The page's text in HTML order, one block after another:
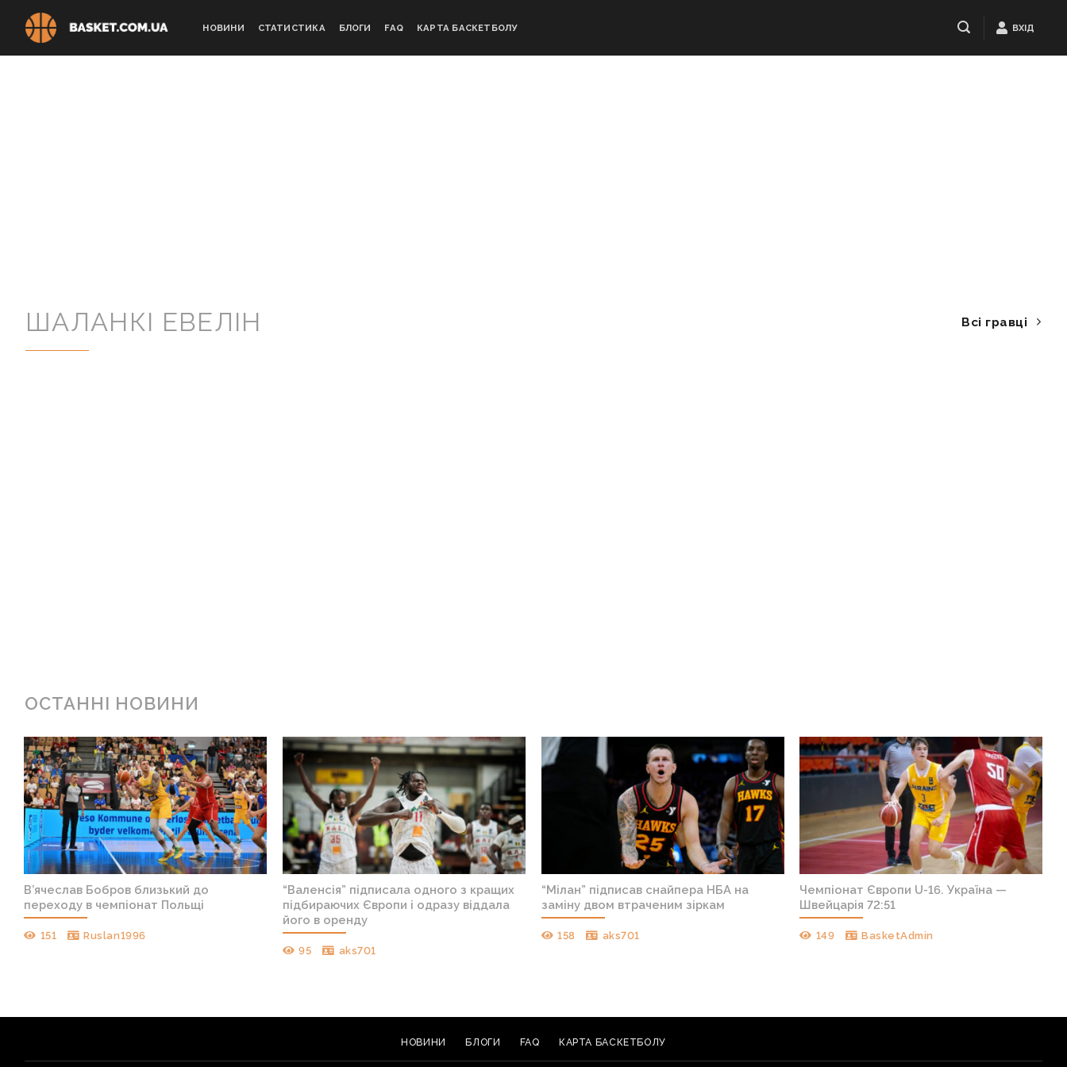
НОВИНИ СТАТИСТИКА БЛОГИ FAQ КАРТА БАСКЕТБОЛУ ВХІД
ШАЛАНКІ ЕВЕЛІН Всі гравці
ОСТАННІ НОВИНИ
В’ячеслав Бобров близький до
переходу в чемпіонат Польщі
151 Ruslan1996
“Валенсія” підписала одного з кращих
підбираючих Європи і одразу віддала
його в оренду
95 aks701
“Мілан” підписав снайпера НБА на
заміну двом втраченим зіркам
158 aks701
Чемпіонат Європи U-16. Україна —
Швейцарія 72:51
149 BasketAdmin
НОВИНИ БЛОГИ FAQ КАРТА БАСКЕТБОЛУ